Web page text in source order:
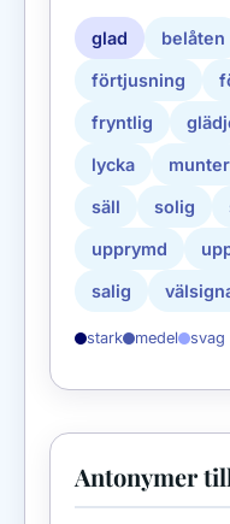
glad belåten
förtjusning
fryntlig
lycka munter
säll solig
upprymd
salig
stark medel svag
Antonymer